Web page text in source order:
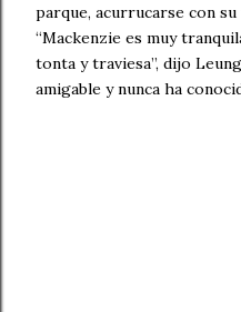
parque, acurrucarse con su
“Mackenzie es muy
tonta y traviesa”, dijo
amigable y nunca ha